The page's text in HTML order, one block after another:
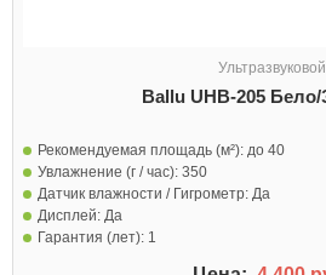
Ультразвуковой
Ballu UHB-205
Рекомендуемая площадь (м²): до 40
Увлажнение (г / час): 350
Датчик влажности / Гигрометр: Да
Дисплей: Да
Гарантия (лет): 1